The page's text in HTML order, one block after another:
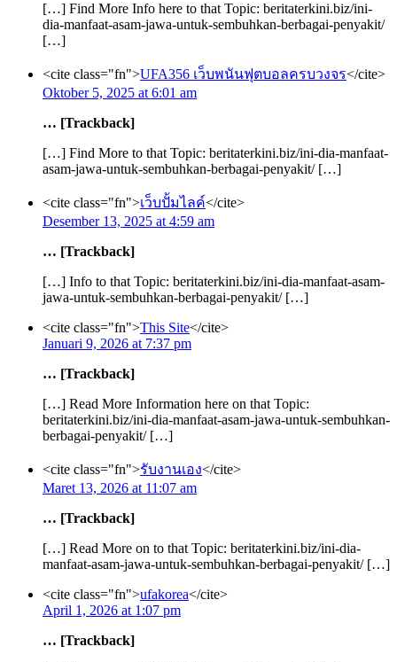
[…] Find More Info here to that Topic: beritaterkini.biz/ini-
dia-manfaat-asam-jawa-untuk-sembuhkan-berbagai-penyakit/
[…]
<cite class="fn">UFA356 เว็บพนันฟุตบอลครบวงจร</cite>
Oktober 5, 2025 at 6:01 am
… [Trackback]
[…] Find More to that Topic: beritaterkini.biz/ini-dia-manfaat-
asam-jawa-untuk-sembuhkan-berbagai-penyakit/ […]
<cite class="fn">เว็บปั้มไลค์</cite>
Desember 13, 2025 at 4:59 am
… [Trackback]
[…] Info to that Topic: beritaterkini.biz/ini-dia-manfaat-asam-
jawa-untuk-sembuhkan-berbagai-penyakit/ […]
<cite class="fn">This Site</cite>
Januari 9, 2026 at 7:37 pm
… [Trackback]
[…] Read More Information here on that Topic:
beritaterkini.biz/ini-dia-manfaat-asam-jawa-untuk-sembuhkan-
berbagai-penyakit/ […]
<cite class="fn">รับงานเอง</cite>
Maret 13, 2026 at 11:07 am
… [Trackback]
[…] Read More on to that Topic: beritaterkini.biz/ini-dia-
manfaat-asam-jawa-untuk-sembuhkan-berbagai-penyakit/ […]
<cite class="fn">ufakorea</cite>
April 1, 2026 at 1:07 pm
… [Trackback]